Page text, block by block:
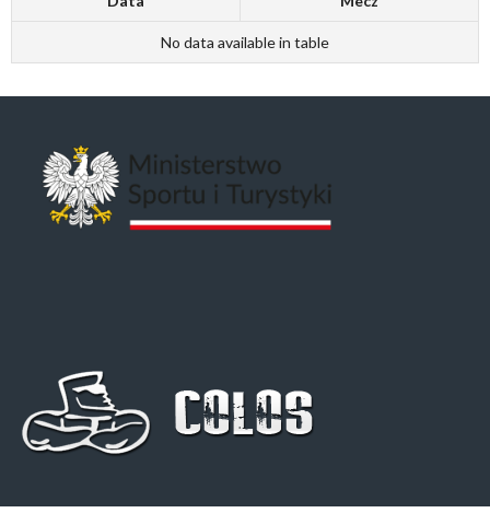
No data available in table